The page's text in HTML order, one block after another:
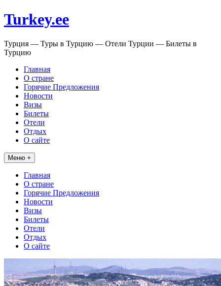
Перейти
к
Turkey.ee
Турция — Туры в Турцию — Отели Турции — Билеты в
Турцию
Главная
О стране
Горячие Предложения
Новости
Визы
Билеты
Отели
Отдых
О сайте
Меню +
Главная
О стране
Горячие Предложения
Новости
Визы
Билеты
Отели
Отдых
О сайте